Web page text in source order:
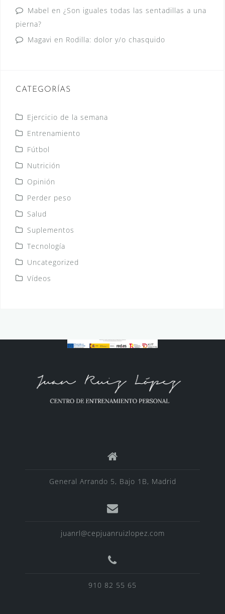
Mabel en ¿Son iguales todas las sentadillas a una
pierna?
Magavi en Rodilla: dolor y/o chasquido
CATEGORÍAS
Ejercicio de la semana
Entrenamiento
Fútbol
Nutrición
Opinión
Perder peso
Salud
Suplementos
Tecnología
Uncategorized
Vídeos
General Arrando 5, Bajo 1B, Madrid
juanrl@cepjuanruizlopez.com
910 82 55 65